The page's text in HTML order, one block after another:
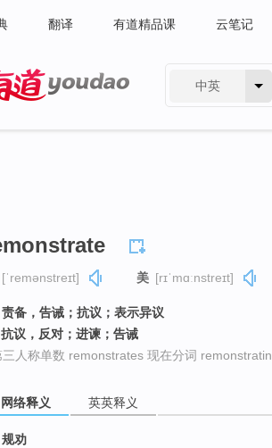
翻译 有道精品课 云笔记
中英
[ˈremənstreɪt] 美 [rɪˈmɑːnstreɪt]
备，告诫；抗议；表示异议
议，反对；进谏；告诫
三人称单数 remonstrates 现在分词
网络释义 英英释义
规劝